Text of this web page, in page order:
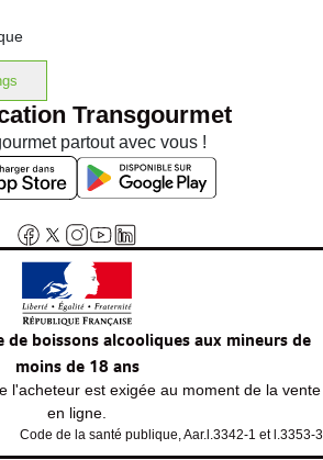
Transgourmet
partout avec vous !
boissons alcooliques aux mineurs de
moins de 18 ans
l'acheteur est exigée au moment de la vente
en ligne.
Code de la santé publique, Aar.l.3342-1 et l.3353-3